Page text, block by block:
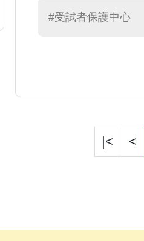
獎第三名等獎項，同
#受試者保護中心
|< <